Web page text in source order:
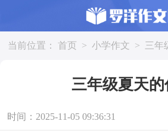
当前位置： 首页 > 小学作文 > 三年
三年级夏天的
时间：2025-11-05 09:36:31